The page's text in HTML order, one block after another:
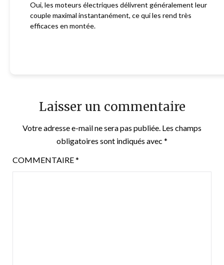
Oui, les moteurs électriques délivrent généralement leur
couple maximal instantanément, ce qui les rend très
efficaces en montée.
Laisser un commentaire
Votre adresse e-mail ne sera pas publiée. Les champs
obligatoires sont indiqués avec *
COMMENTAIRE*